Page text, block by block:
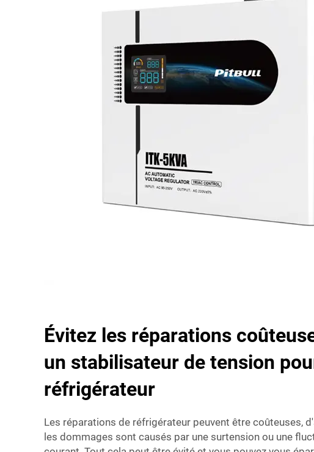
Évitez les réparations
un stabilisateur de tension
réfrigérateur
Les réparations de réfrigérateur peuvent être coûteuses,
les dommages sont causés par une surtension ou une